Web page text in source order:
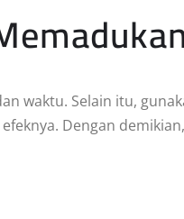
waktu. Selain itu,
Dengan